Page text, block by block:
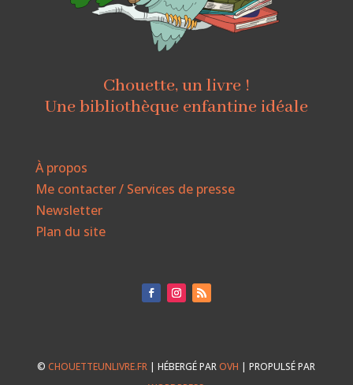
Chouette, un livre !
Une bibliothèque enfantine idéale
À propos
Me contacter / Services de presse
Newsletter
Plan du site
©CHOUETTEUNLIVRE.FR | HÉBERGÉ PAROVH | PROPULSÉ PAR